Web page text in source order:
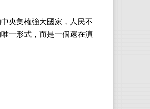
央集權強大國家，人民不
一形式，而是一個還在演